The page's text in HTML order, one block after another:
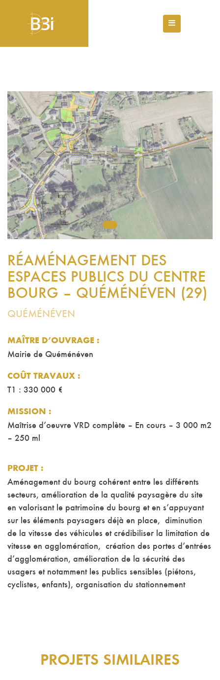
RÉAMÉNAGEMENT DES
ESPACES PUBLICS DU CENTRE
BOURG – QUÉMÉNÉVEN (29)
QUÉMÉNÉVEN
MAÎTRE D’OUVRAGE :
Mairie de Quéménéven
COÛT TRAVAUX :
T1 : 330 000 €
MISSION :
Maîtrise d’oeuvre VRD complète – En cours – 3 000 m2
– 250 ml
PROJET :
Aménagement du bourg cohérent entre les différents
secteurs, amélioration de la qualité paysagère du site
en valorisant le patrimoine du bourg et en s’appuyant
sur les éléments paysagers déjà en place, diminution
de la vitesse des véhicules et crédibiliser la limitation de
vitesse en agglomération, création des portes d’entrées
d’agglomération, amélioration de la sécurité des
usagers et notamment les publics sensibles (piétons,
cyclistes, enfants), organisation du stationnement
PROJETS SIMILAIRES